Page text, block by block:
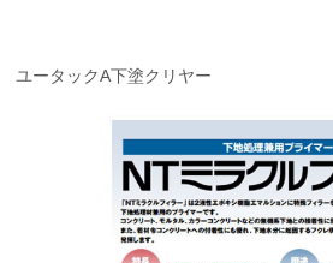
ユータックA下塗クリヤー